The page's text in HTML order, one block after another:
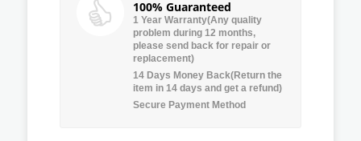
100% Guaranteed
1 Year Warranty(Any quality
problem during 12 months,
please send back for repair or
replacement)
14 Days Money Back(Return the
item in 14 days and get a refund)
Secure Payment Method